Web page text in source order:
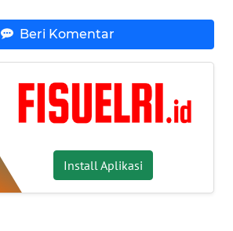
Beri Komentar
Install Aplikasi